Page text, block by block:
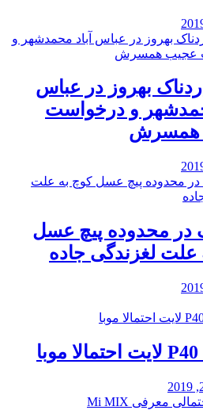
بهروز در عباس
و درخواست
همسرش
در محدوده پیچ عسل
علت لغزندگی جاده